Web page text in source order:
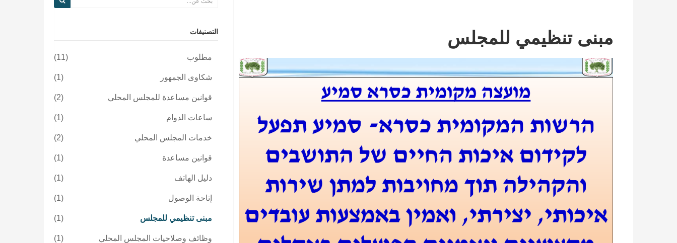
مبنى تنظيمي للمجلس التصنيفات
مطلوب (11)
شكاوى الجمهور (1)
قوانين مساعدة للمجلس المحلي (2)
ساعات الدوام (1)
خدمات المجلس المحلي (2)
قوانين مساعدة (1)
دليل الهاتف (1)
إتاحة الوصول (1)
مبنى تنظيمي للمجلس (1)
وظائف وصلاحيات المجلس المحلي (1)